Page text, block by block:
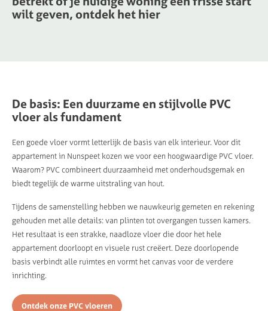
wilt geven, ontdek het hier
De basis: Een duurzame en stijlvolle PVC
vloer als fundament
Een goede vloer vormt letterlijk de basis van elk interieur. Voor dit
appartement in Nunspeet kozen we voor een hoogwaardige PVC vloer.
Waarom? PVC combineert duurzaamheid met onderhoudsgemak en
biedt tegelijk de warme uitstraling van hout.
Tijdens de samenstelling hebben we nauwkeurig gemeten en rekening
gehouden met alle details: van plinten tot overgangen tussen kamers.
Het resultaat is een strakke, naadloze vloer die door het hele
appartement doorloopt en visuele rust creëert. Deze doorlopende
basis verbindt alle ruimtes en vormt het canvas voor de verdere
inrichting.
Ontdek onze PVC vloeren